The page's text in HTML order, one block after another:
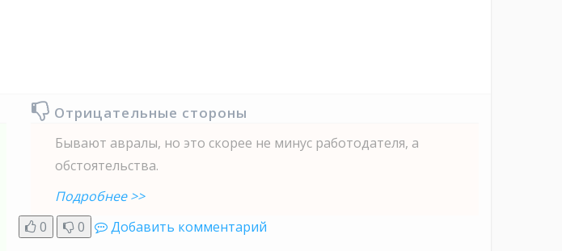
Отрицательные стороны
Бывают авралы, но это скорее не минус работодателя, а
обстоятельства.
Подробнее >>
0
0 Добавить комментарий